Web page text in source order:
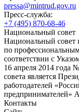
pressa@mintrud.gov.ru
Пресс-служба:
+7 (495) 870-68-46
Национальный совет
Национальный совет
по
соответствии с
16 апреля 2014 года
совета является
работодателей
предпринимателей»
Контакты